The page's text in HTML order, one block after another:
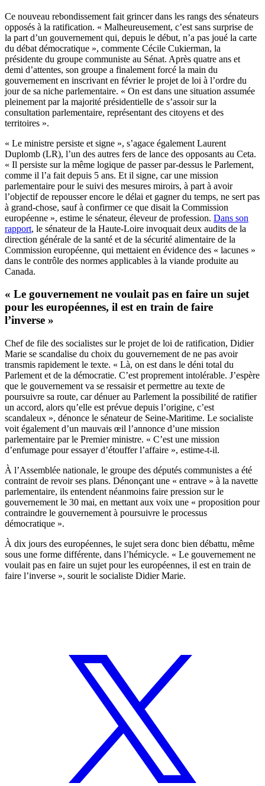
Ce nouveau rebondissement fait grincer dans les rangs des sénateurs
opposés à la ratification. « Malheureusement, c’est sans surprise de
la part d’un gouvernement qui, depuis le début, n’a pas joué la carte
du débat démocratique », commente Cécile Cukierman, la
présidente du groupe communiste au Sénat. Après quatre ans et
demi d’attentes, son groupe a finalement forcé la main du
gouvernement en inscrivant en février le projet de loi à l’ordre du
jour de sa niche parlementaire. « On est dans une situation assumée
pleinement par la majorité présidentielle de s’assoir sur la
consultation parlementaire, représentant des citoyens et des
territoires ».
« Le ministre persiste et signe », s’agace également Laurent
Duplomb (LR), l’un des autres fers de lance des opposants au Ceta.
« Il persiste sur la même logique de passer par-dessus le Parlement,
comme il l’a fait depuis 5 ans. Et il signe, car une mission
parlementaire pour le suivi des mesures miroirs, à part à avoir
l’objectif de repousser encore le délai et gagner du temps, ne sert pas
à grand-chose, sauf à confirmer ce que disait la Commission
européenne », estime le sénateur, éleveur de profession. Dans son
rapport, le sénateur de la Haute-Loire invoquait deux audits de la
direction générale de la santé et de la sécurité alimentaire de la
Commission européenne, qui mettaient en évidence des « lacunes »
dans le contrôle des normes applicables à la viande produite au
Canada.
« Le gouvernement ne voulait pas en faire un sujet
pour les européennes, il est en train de faire
l’inverse »
Chef de file des socialistes sur le projet de loi de ratification, Didier
Marie se scandalise du choix du gouvernement de ne pas avoir
transmis rapidement le texte. « Là, on est dans le déni total du
Parlement et de la démocratie. C’est proprement intolérable. J’espère
que le gouvernement va se ressaisir et permettre au texte de
poursuivre sa route, car dénuer au Parlement la possibilité de ratifier
un accord, alors qu’elle est prévue depuis l’origine, c’est
scandaleux », dénonce le sénateur de Seine-Maritime. Le socialiste
voit également d’un mauvais œil l’annonce d’une mission
parlementaire par le Premier ministre. « C’est une mission
d’enfumage pour essayer d’étouffer l’affaire », estime-t-il.
À l’Assemblée nationale, le groupe des députés communistes a été
contraint de revoir ses plans. Dénonçant une « entrave » à la navette
parlementaire, ils entendent néanmoins faire pression sur le
gouvernement le 30 mai, en mettant aux voix une « proposition pour
contraindre le gouvernement à poursuivre le processus
démocratique ».
À dix jours des européennes, le sujet sera donc bien débattu, même
sous une forme différente, dans l’hémicycle. « Le gouvernement ne
voulait pas en faire un sujet pour les européennes, il est en train de
faire l’inverse », sourit le socialiste Didier Marie.